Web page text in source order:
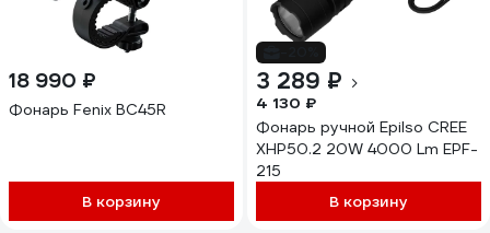
18 990 ₽
Фонарь Fenix BC45R
В корзину
3 289 ₽
4 130 ₽
Фонарь ручной Epilso CREE
XHP50.2 20W 4000 Lm EPF-
215
В корзину